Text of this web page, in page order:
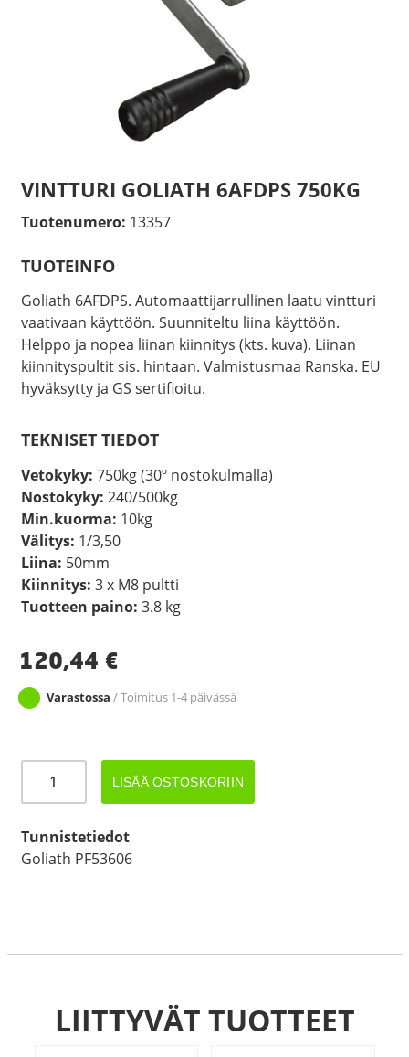
VINTTURI GOLIATH 6AFDPS 750KG
Tuotenumero: 13357
TUOTEINFO
Goliath 6AFDPS. Automaattijarrullinen laatu vintturi
vaativaan käyttöön. Suunniteltu liina käyttöön.
Helppo ja nopea liinan kiinnitys (kts. kuva). Liinan
kiinnityspultit sis. hintaan. Valmistusmaa Ranska. EU
hyväksytty ja GS sertifioitu.
TEKNISET TIEDOT
Vetokyky: 750kg (30º nostokulmalla)
Nostokyky: 240/500kg
Min.kuorma: 10kg
Välitys: 1/3,50
Liina: 50mm
Kiinnitys: 3 x M8 pultti
Tuotteen paino: 3.8 kg
120,44 €
Varastossa / Toimitus 1-4 päivässä
GOLIATH
750KG
määrä
LISÄÄ OSTOSKORIIN
Tunnistetiedot
Goliath PF53606
LIITTYVÄT TUOTTEET